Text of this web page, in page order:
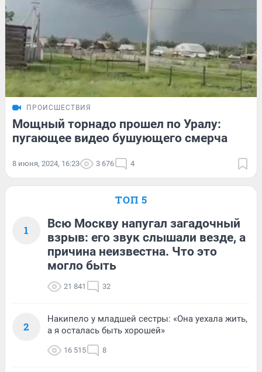
ПРОИСШЕСТВИЯ
Мощный торнадо прошел по Уралу:
пугающее видео бушующего смерча
8 июня, 2024, 16:23 3 676 4
ТОП 5
1
Всю Москву напугал загадочный
взрыв: его звук слышали везде, а
причина неизвестна. Что это
могло быть
21 841 32
2
Накипело у младшей сестры: «Она уехала жить,
а я осталась быть хорошей»
16 515 8